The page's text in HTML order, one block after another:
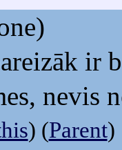
ir
nevis
) (Parent)